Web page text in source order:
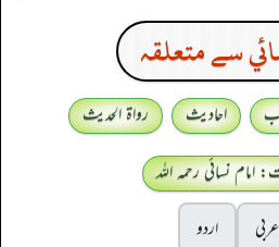
سے متعلقہ
احادیث
رواۃ الحدیث
امام نسائی رحمہ اللہ
عربی
اردو